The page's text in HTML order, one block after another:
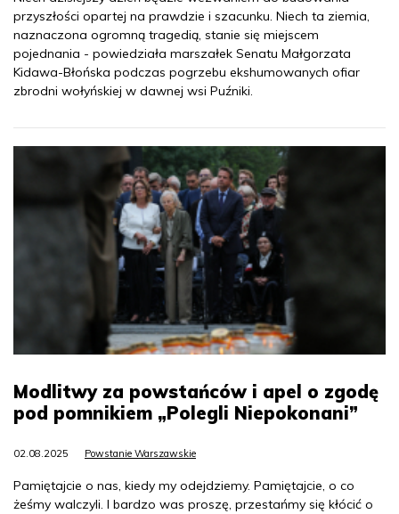
przyszłości opartej na prawdzie i szacunku. Niech ta ziemia,
naznaczona ogromną tragedią, stanie się miejscem
pojednania - powiedziała marszałek Senatu Małgorzata
Kidawa-Błońska podczas pogrzebu ekshumowanych ofiar
zbrodni wołyńskiej w dawnej wsi Puźniki.
Modlitwy za powstańców i apel o zgodę
pod pomnikiem „Polegli Niepokonani”
02.08.2025 Powstanie Warszawskie
Pamiętajcie o nas, kiedy my odejdziemy. Pamiętajcie, o co
żeśmy walczyli. I bardzo was proszę, przestańmy się kłócić o